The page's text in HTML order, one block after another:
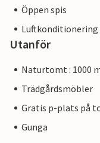
Öppen spis
Luftkonditionering
Utanför
Naturtomt : 1000
Trädgårdsmöbler
Gratis p-plats på
Gunga